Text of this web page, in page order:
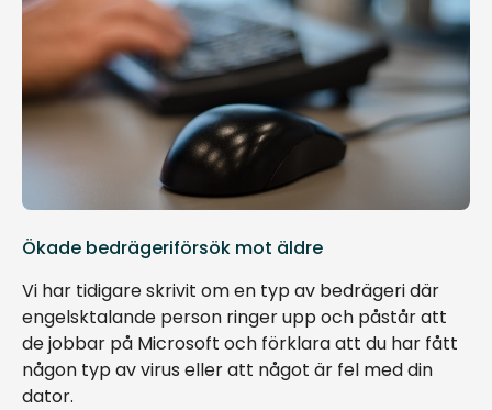
Ökade bedrägeriförsök mot äldre
Vi har tidigare skrivit om en typ av bedrägeri där
engelsktalande person ringer upp och påstår att
de jobbar på Microsoft och förklara att du har fått
någon typ av virus eller att något är fel med din
dator.